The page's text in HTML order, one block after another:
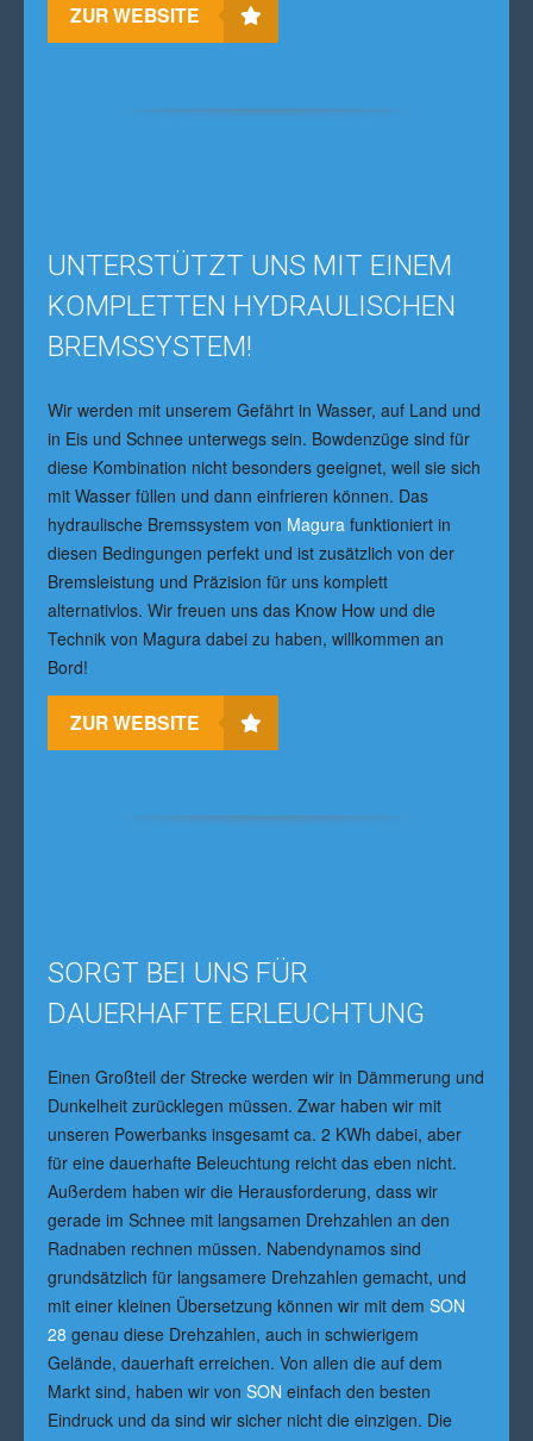
ZUR WEBSITE
UNTERSTÜTZT UNS MIT EINEM
KOMPLETTEN HYDRAULISCHEN
BREMSSYSTEM!
Wir werden mit unserem Gefährt in Wasser, auf Land und
in Eis und Schnee unterwegs sein. Bowdenzüge sind für
diese Kombination nicht besonders geeignet, weil sie sich
mit Wasser füllen und dann einfrieren können. Das
hydraulische Bremssystem von Magura funktioniert in
diesen Bedingungen perfekt und ist zusätzlich von der
Bremsleistung und Präzision für uns komplett
alternativlos. Wir freuen uns das Know How und die
Technik von Magura dabei zu haben, willkommen an
Bord!
ZUR WEBSITE
SORGT BEI UNS FÜR
DAUERHAFTE ERLEUCHTUNG
Einen Großteil der Strecke werden wir in Dämmerung und
Dunkelheit zurücklegen müssen. Zwar haben wir mit
unseren Powerbanks insgesamt ca. 2 KWh dabei, aber
für eine dauerhafte Beleuchtung reicht das eben nicht.
Außerdem haben wir die Herausforderung, dass wir
gerade im Schnee mit langsamen Drehzahlen an den
Radnaben rechnen müssen. Nabendynamos sind
grundsätzlich für langsamere Drehzahlen gemacht, und
mit einer kleinen Übersetzung können wir mit dem SON
28 genau diese Drehzahlen, auch in schwierigem
Gelände, dauerhaft erreichen. Von allen die auf dem
Markt sind, haben wir von SON einfach den besten
Eindruck und da sind wir sicher nicht die einzigen. Die